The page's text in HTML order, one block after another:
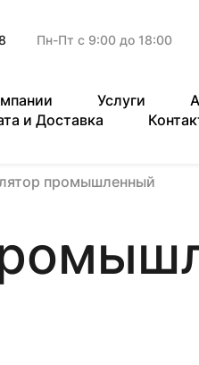
Пн-Пт с 9:00 до 18:00
Услуги
и Доставка
промышленный